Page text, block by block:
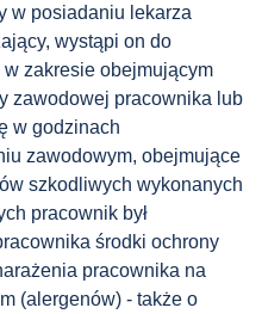
w posiadaniu lekarza
wystąpi on do
zakresie obejmującym
zawodowej pracownika lub
w godzinach
zawodowym, obejmujące
szkodliwych wykonanych
pracownik był
środki ochrony
pracownika na
(alergenów) - także o